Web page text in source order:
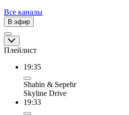
Все каналы
В эфир
Плейлист
19:35
Shahin & Sepehr
Skyline Drive
19:33